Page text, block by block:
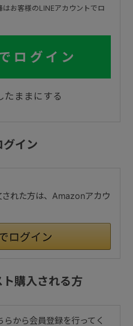
お客様のLINEアカウントでロ
ログイン
たままにする
イン
れた方は、Amazonアカウ
購入される方
から会員登録を行ってく